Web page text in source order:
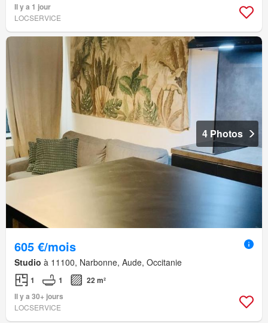
Il y a 1 jour
LOCSERVICE
4 Photos
605 €/mois
Studio à 11100, Narbonne, Aude, Occitanie
1 1
22 m²
Il y a 30+ jours
LOCSERVICE